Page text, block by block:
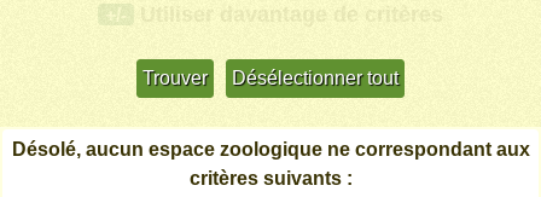
+/- Utiliser davantage de critères
Désolé, aucun espace zoologique ne correspondant aux
critères suivants :